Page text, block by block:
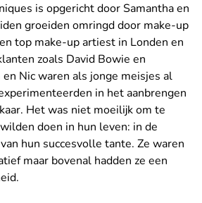
is opgericht door Samantha en
groeiden omringd door make-up
top make-up artiest in Londen en
zoals David Bowie en
en Nic waren als jonge meisjes al
in het aanbrengen
Het was niet moeilijk om te
doen in hun leven: in de
hun succesvolle tante. Ze waren
maar bovenal hadden ze een